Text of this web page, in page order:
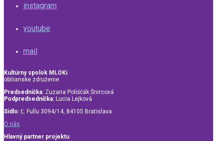
instagram
youtube
mail
Kultúrny spolok MLOKi
občianske združenie
Predsedníčka: Zuzana Poliščák Šnircová
Podpredsedníčka: Lucia Lejková
Sídlo: Ľ. Fullu 3094/14, 84105 Bratislava
O nás
Hlavný partner projektu